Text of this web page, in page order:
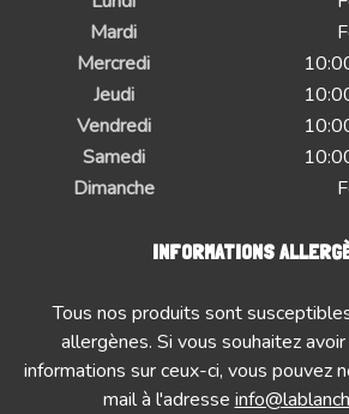
Mardi
Mercredi
Jeudi
Vendredi
Samedi
Dimanche
INFORMATIONS
Tous nos produits sont
allergènes. Si vous souhaitez
informations sur ceux-ci, vous pouvez
mail à l'adresse